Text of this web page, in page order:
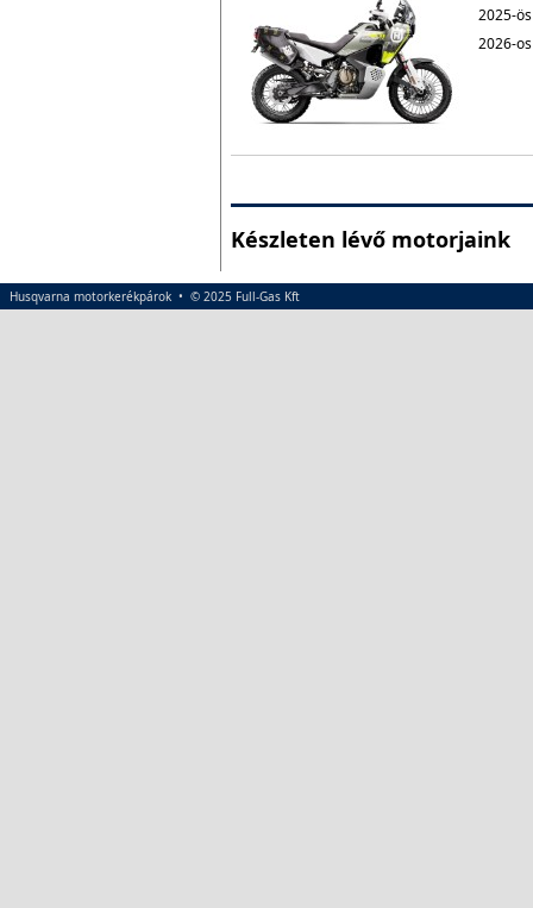
2025-
2026-
Készleten lévő motorjaink
Husqvarna motorkerékpárok • © 2025 Full-Gas Kft